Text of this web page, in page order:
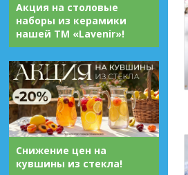
Акция на столовые
наборы из керамики
нашей ТМ «Lavenir»!
Снижение цен на
кувшины из стекла!